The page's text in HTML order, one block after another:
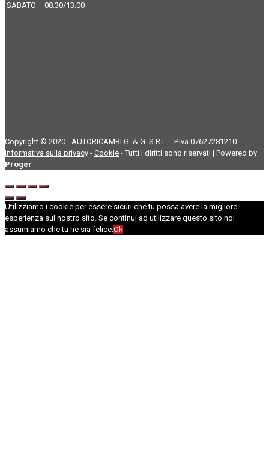
SABATO
08:30/13:00
Copyright © 2020 - AUTORICAMBI G. & G. S.R.L. - P.Iva 07627281210 -
Informativa sulla privacy - Cookie - Tutti i diritti sono riservati | Powered by
Proger
Utilizziamo i cookie per essere sicuri che tu possa avere la migliore
esperienza sul nostro sito. Se continui ad utilizzare questo sito noi
assumiamo che tu ne sia felice.Ok